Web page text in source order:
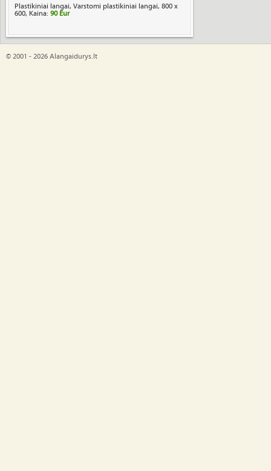
Plastikiniai langai, Varstomi plastikiniai langai, 800 x
600, Kaina: 90 Eur
© 2001 - 2026 Alangaidurys.lt